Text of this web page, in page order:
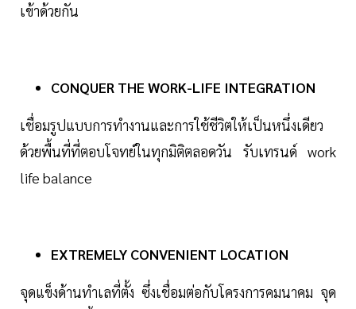
เข้าด้วยกัน
CONQUER THE WORK-LIFE INTEGRATION
เชื่อมรูปแบบการทำงานและการใช้ชีวิตให้เป็นหนึ่งเดียว
ด้วยพื้นที่ที่ตอบโจทย์ในทุกมิติตลอดวัน รับเทรนด์ work
life balance
EXTREMELY CONVENIENT LOCATION
จุดแข็งด้านทำเลที่ตั้ง ซึ่งเชื่อมต่อกับโครงการคมนาคม จุด